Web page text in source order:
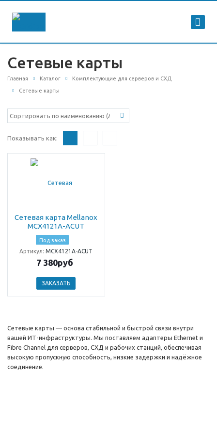
Сетевые карты
Главная Каталог Комплектующие для серверов и СХД
Сетевые карты
Показывать как:
Сетевая карта Mellanox
MCX4121A-ACUT
Под заказ
Артикул:MCX4121A-ACUT
7 380руб
ЗАКАЗАТЬ
Сетевые карты — основа стабильной и быстрой связи внутри
вашей ИТ-инфраструктуры. Мы поставляем адаптеры Ethernet и
Fibre Channel для серверов, СХД и рабочих станций, обеспечивая
высокую пропускную способность, низкие задержки и надёжное
соединение.